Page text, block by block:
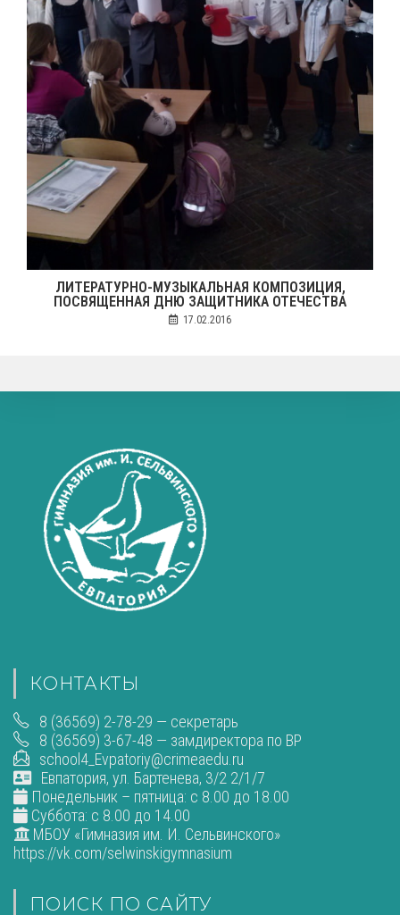
ЛИТЕРАТУРНО-МУЗЫКАЛЬНАЯ КОМПОЗИЦИЯ,
ПОСВЯЩЕННАЯ ДНЮ ЗАЩИТНИКА ОТЕЧЕСТВА
17.02.2016
КОНТАКТЫ
8 (36569) 2-78-29 — секретарь
8 (36569) 3-67-48 — замдиректора по ВР
school4_Evpatoriy@crimeaedu.ru
Евпатория, ул. Бартенева, 3/2 2/1/7
Понедельник – пятница: с 8.00 до 18.00
Суббота: с 8.00 до 14.00
МБОУ «Гимназия им. И. Сельвинского»
https://vk.com/selwinskigymnasium
ПОИСК ПО САЙТУ